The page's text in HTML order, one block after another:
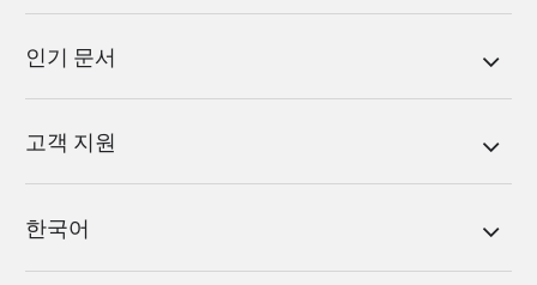
인기 문서
고객 지원
한국어